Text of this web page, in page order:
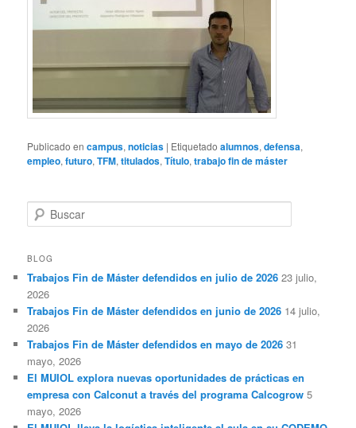
Publicado en campus,noticias | Etiquetado alumnos,defensa,
empleo,futuro,TFM,titulados,Título,trabajo fin de máster
u
c
r
BLOG
Trabajos Fin de Máster defendidos en julio de 2026 23 julio,
2026
Trabajos Fin de Máster defendidos en junio de 2026 14 julio,
2026
Trabajos Fin de Máster defendidos en mayo de 2026 31
mayo, 2026
El MUIOL explora nuevas oportunidades de prácticas en
empresa con Calconut a través del programa Calcogrow 5
mayo, 2026